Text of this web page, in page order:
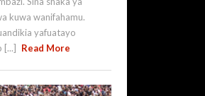
kuwa wanifahamu.
yafuatayo
[...]
Read More